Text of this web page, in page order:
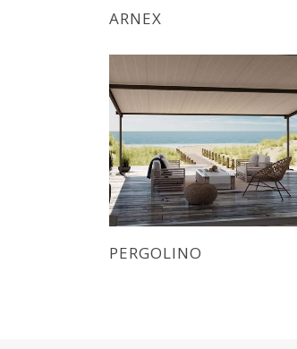
ARNEX
PERGOLINO